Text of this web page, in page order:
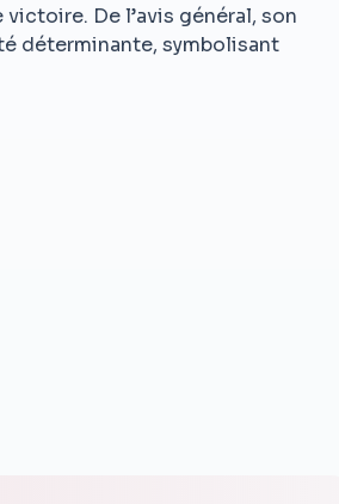
De l’avis général, son
déterminante, symbolisant